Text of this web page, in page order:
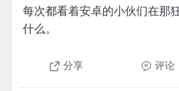
每次都看着安卓的小伙们在那
什么。
分享 评论